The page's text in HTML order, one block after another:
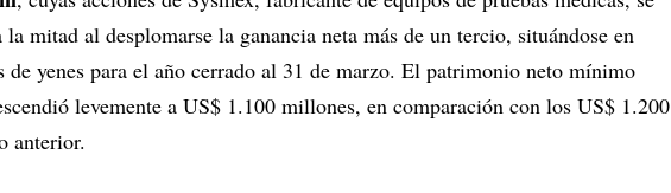
mitad al desplomarse la ganancia neta más de un tercio, situándose en
de yenes para el año cerrado al 31 de marzo. El patrimonio neto mínimo
levemente a US$ 1.100 millones, en comparación con los US$ 1.200
anterior.